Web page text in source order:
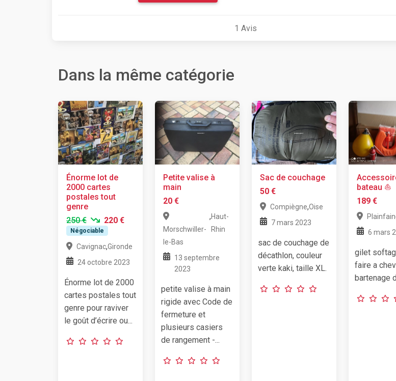
1 Avis
Dans la même catégorie
Énorme lot de
2000 cartes
postales tout
genre
250 €
220 €
Négociable
Cavignac,Gironde
24 octobre 2023
Énorme lot de 2000
cartes postales tout
genre pour raviver
le goût d’écrire ou...
Petite valise à
main
20 €
Morschwiller-
le-Bas
,Haut-
Rhin
13 septembre
2023
petite valise à main
rigide avec Code de
fermeture et
plusieurs casiers
de rangement -...
Sac de couchage
50 €
Compiègne,Oise
7 mars 2023
sac de couchage de
décathlon, couleur
verte kaki, taille XL.
bateau ⛵
189 €
6 mars
gilet
faire a
bartenage